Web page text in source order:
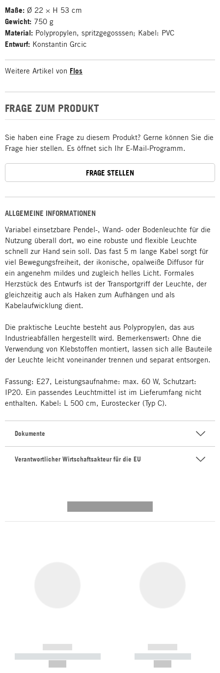
ALLGEMEINE INFORMATIONEN
Variabel einsetzbare Pendel-, Wand- oder Bodenleuchte für die
Nutzung überall dort, wo eine robuste und flexible Leuchte
schnell zur Hand sein soll. Das fast 5 m lange Kabel sorgt für
viel Bewegungsfreiheit, der ikonische, opalweiße Diffusor für
ein angenehm mildes und zugleich helles Licht. Formales
Herzstück des Entwurfs ist der Transportgriff der Leuchte, der
gleichzeitig auch als Haken zum Aufhängen und als
Kabelaufwicklung dient.
Die praktische Leuchte besteht aus Polypropylen, das aus
Industrieabfällen hergestellt wird. Bemerkenswert: Ohne die
Verwendung von Klebstoffen montiert, lassen sich alle Bauteile
der Leuchte leicht voneinander trennen und separat entsorgen.
Fassung: E27, Leistungsaufnahme: max. 60 W, Schutzart:
IP20. Ein passendes Leuchtmittel ist im Lieferumfang nicht
enthalten. Kabel: L 500 cm, Eurostecker (Typ C).
Dokumente
Verantwortlicher Wirtschaftsakteur für die EU
Maße: Ø 22 × H 53 cm
Gewicht: 750 g
Material: Polypropylen, spritzgegosssen; Kabel: PVC
Entwurf: Konstantin Grcic
Weitere Artikel von Flos
FRAGE ZUM PRODUKT
Sie haben eine Frage zu diesem Produkt? Gerne können Sie die
Frage hier stellen. Es öffnet sich Ihr E-Mail-Programm.
FRAGE STELLEN
------------
----------- ----------- -----------
------------
----------- -----------